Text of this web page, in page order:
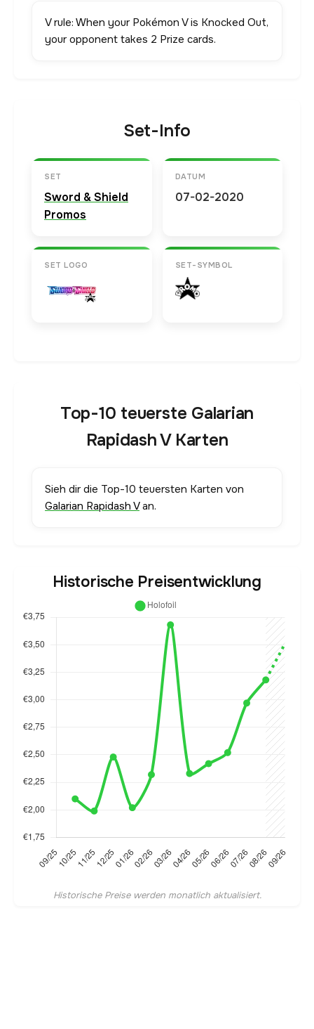
V rule: When your Pokémon V is Knocked Out,
your opponent takes 2 Prize cards.
Set-Info
SET
Sword & Shield
Promos
DATUM
07-02-2020
SET LOGO SET-SYMBOL
Top-10 teuerste Galarian
Rapidash V Karten
Sieh dir die Top-10 teuersten Karten von
Galarian Rapidash Van.
Historische Preisentwicklung
Historische Preise werden monatlich aktualisiert.